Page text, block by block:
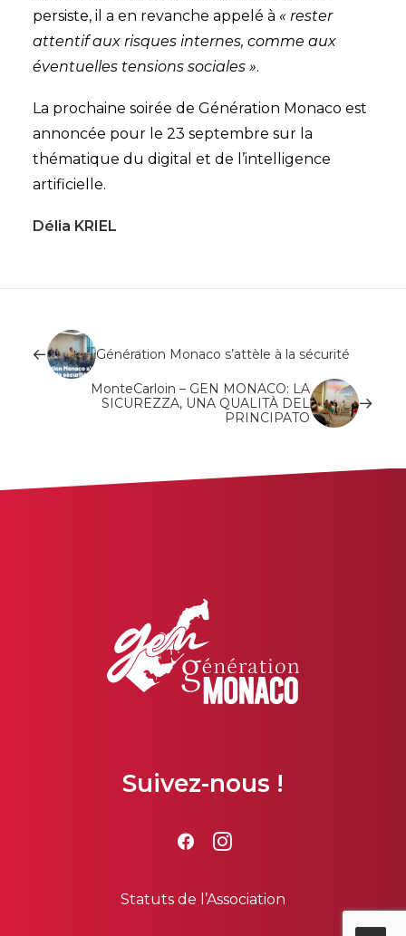
persiste, il a en revanche appelé à « rester
attentif aux risques internes, comme aux
éventuelles tensions sociales ».
La prochaine soirée de Génération Monaco est
annoncée pour le 23 septembre sur la
thématique du digital et de l’intelligence
artificielle.
Délia KRIEL
Génération Monaco s’attèle à la sécurité
MonteCarloin – GEN MONACO: LA
SICUREZZA, UNA QUALITÀ DEL
PRINCIPATO
Suivez-nous !
Statuts de l’Association